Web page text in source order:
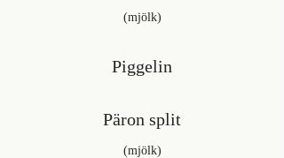
(mjölk)
Piggelin
Päron split
(mjölk)